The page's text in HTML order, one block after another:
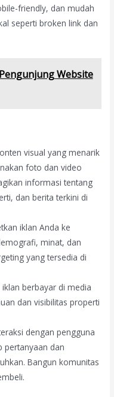
friendly, dan mudah
seperti broken link dan
Website
visual yang menarik
foto dan video
informasi tentang
dan berita terkini di
iklan Anda ke
minat, dan
yang tersedia di
iklan berbayar di media
dan visibilitas properti
dengan pengguna
pertanyaan dan
Bangun komunitas